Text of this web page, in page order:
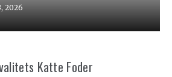
2026
Katte Foder